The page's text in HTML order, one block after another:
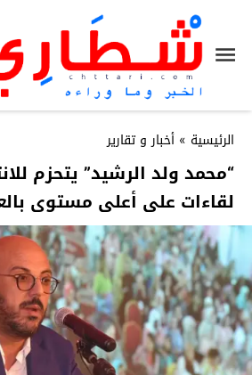
الرئيسية » أخبار و تقارير
“محمد ولد الرشيد” يتحزم
لقاءات على أعلى مستوى